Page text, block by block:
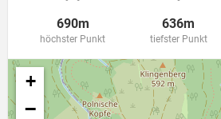
690m
höchster Punkt
636m
tiefster Punkt
+
−